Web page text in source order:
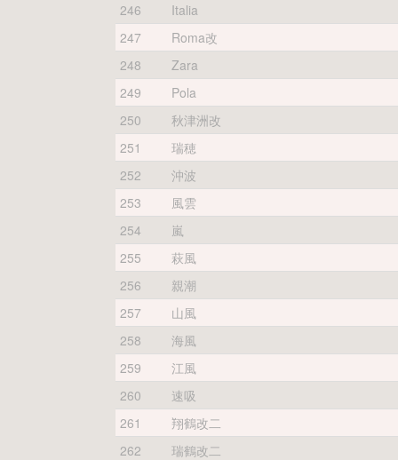
246
Italia
247
Roma改
248
Zara
249
Pola
250
秋津洲改
251
瑞穂
252
沖波
253
風雲
254
嵐
255
萩風
256
親潮
257
山風
258
海風
259
江風
260
速吸
261
翔鶴改二
262
瑞鶴改二